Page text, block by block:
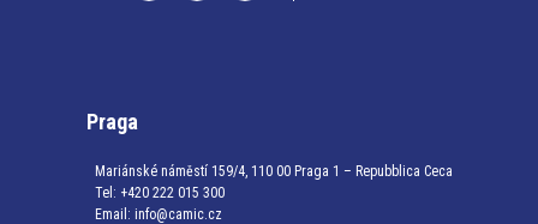
Praga
Mariánské náměstí 159/4, 110 00 Praga 1 – Repubblica Ceca
Tel: +420 222 015 300
Email: info@camic.cz